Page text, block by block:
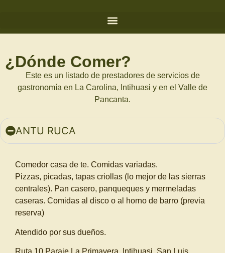
¿Dónde Comer?
Este es un listado de prestadores de servicios de
gastronomía en La Carolina, Intihuasi y en el Valle de
Pancanta.
ANTU RUCA
Comedor casa de te. Comidas variadas.
Pizzas, picadas, tapas criollas (lo mejor de las sierras
centrales). Pan casero, panqueques y mermeladas
caseras. Comidas al disco o al horno de barro (previa
reserva)
Atendido por sus dueños.